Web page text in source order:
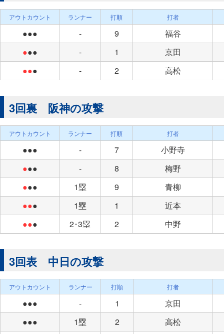
アウトカウント ランナー 打順 打者
●●● - 9
福谷
●●● - 1
京田
●●● - 2 高松
3回裏 阪神の攻撃
アウトカウント ランナー 打順 打者
●●● - 7
小野寺
●●● - 8
梅野
●●● 1塁 9
青柳
●●● 1塁 1
近本
●●● 2･3塁 2 中野
3回表 中日の攻撃
アウトカウント ランナー 打順 打者
●●● - 1
京田
●●●
1塁 2
高松